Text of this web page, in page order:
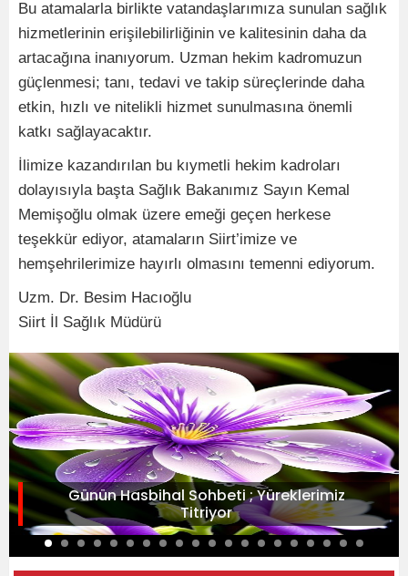
Bu atamalarla birlikte vatandaşlarımıza sunulan sağlık
hizmetlerinin erişilebilirliğinin ve kalitesinin daha da
artacağına inanıyorum. Uzman hekim kadromuzun
güçlenmesi; tanı, tedavi ve takip süreçlerinde daha
etkin, hızlı ve nitelikli hizmet sunulmasına önemli
katkı sağlayacaktır.
İlimize kazandırılan bu kıymetli hekim kadroları
dolayısıyla başta Sağlık Bakanımız Sayın Kemal
Memişoğlu olmak üzere emeği geçen herkese
teşekkür ediyor, atamaların Siirt’imize ve
hemşehrilerimize hayırlı olmasını temenni ediyorum.
Uzm. Dr. Besim Hacıoğlu
Siirt İl Sağlık Müdürü
Günün Hasbihal Sohbeti ; Yüreklerimiz
Titriyor